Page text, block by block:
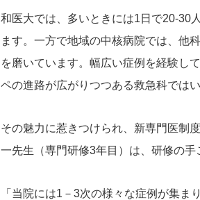
和医大では、多いときには1日で20-30
ます。一方で地域の中核病院では、他
を磨いています。幅広い症例を経験し
ペの進路が広がりつつある救急科では
その魅力に惹きつけられ、新専門医制
一先生（専門研修3年目）は、研修の手
「当院には1－3次の様々な症例が集